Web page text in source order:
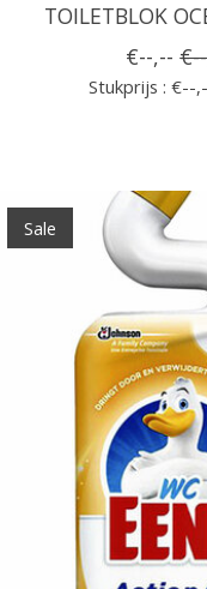
TOILETBLOK
€--,--
Stukprijs : €--
Sale